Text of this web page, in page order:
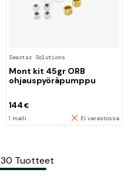
Seastar Solutions
Mont kit 45gr ORB
ohjauspyöräpumppu
144 €
1 malli Ei varastossa
30 Tuotteet